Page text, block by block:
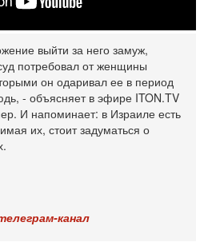
выйти за него замуж,
потребовал от женщины
он одаривал ее в период
- объясняет в эфире ITON.TV
И напоминает: в Израиле есть
их, стоит задуматься о
канал